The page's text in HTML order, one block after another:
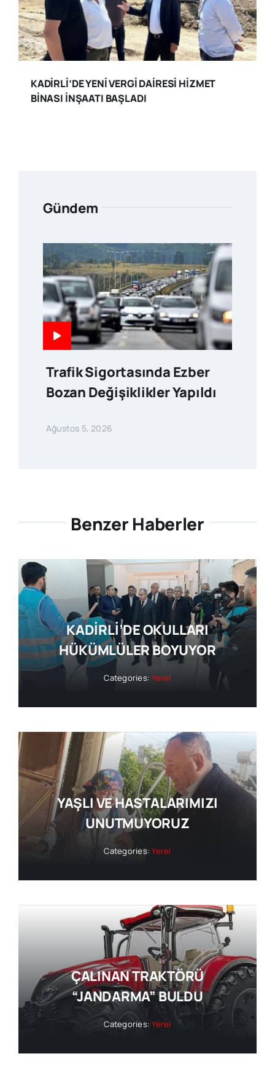
KADİRLİ’DE YENİ VERGİ DAİRESİ HİZMET
BİNASI İNŞAATI BAŞLADI
Gündem
Trafik Sigortasında Ezber
Bozan Değişiklikler Yapıldı
Ağustos 5, 2026
Benzer Haberler
KADİRLİ’DE OKULLARI
HÜKÜMLÜLER BOYUYOR
Categories:Yerel
YAŞLI VE HASTALARIMIZI
UNUTMUYORUZ
Categories:Yerel
ÇALINAN TRAKTÖRÜ
“JANDARMA” BULDU
Categories:Yerel